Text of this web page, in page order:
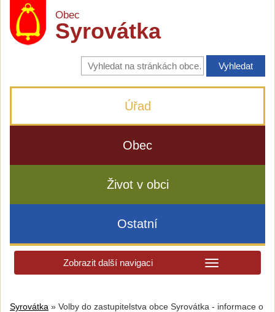
Obec
Syrovátka
Vyhledávání
na
stránkách
Úřad
Obec
Život v obci
Ostatní
Zobrazit další navigaci
Syrovátka » Volby do zastupitelstva obce Syrovátka - informace o